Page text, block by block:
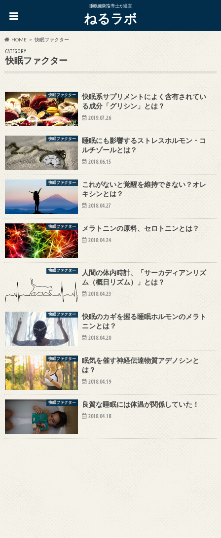
睡眠健康指導士が運営
ねるラボ
HOME 快眠ファクター
CATEGORY
快眠ファクター
快眠ファクター
快眠系サプリメントによく含有されてい
る成分「グリシン」とは？
2019.07.26
快眠ファクター
睡眠にも影響するストレスホルモン・コ
ルチゾールとは？
2018.06.15
快眠ファクター
これがないと覚醒を維持できない？オレ
キシンとは？
2018.04.27
快眠ファクター メラトニンの原料、セロトニンとは？
2018.04.24
快眠ファクター
人間の体内時計、「サーカディアンリズ
ム（概日リズム）」とは？
2018.04.23
快眠ファクター
快眠のカギを握る睡眠ホルモンのメラト
ニンとは？
2018.04.20
快眠ファクター
眠気を催す神経伝達物質アデノシンと
は？
2018.04.19
快眠ファクター 良質な睡眠には体温が関係していた！
2018.04.18